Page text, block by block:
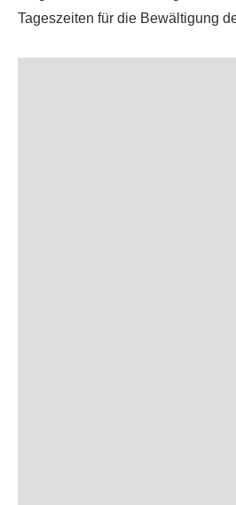
Tageszeiten für die Bewältigung